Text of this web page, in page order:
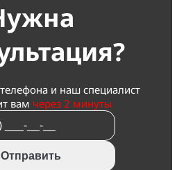
и наш специалист
вам через 2 минуты
Отправить